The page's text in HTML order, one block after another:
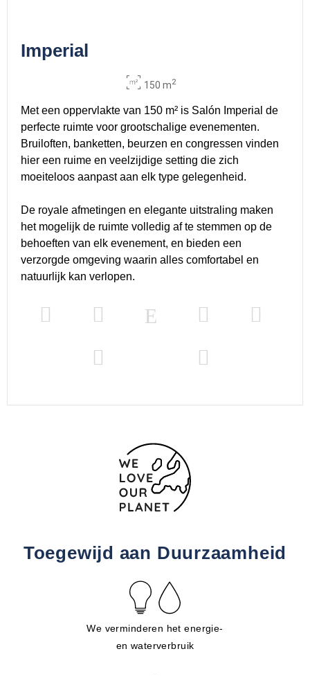
Imperial
150 m2
Met een oppervlakte van 150 m² is Salón Imperial de
perfecte ruimte voor grootschalige evenementen.
Bruiloften, banketten, beurzen en congressen vinden
hier een ruime en veelzijdige setting die zich
moeiteloos aanpast aan elk type gelegenheid.
De royale afmetingen en elegante uitstraling maken
het mogelijk de ruimte volledig af te stemmen op de
behoeften van elk evenement, en bieden een
verzorgde omgeving waarin alles comfortabel en
natuurlijk kan verlopen.
Toegewijd aan Duurzaamheid
We verminderen het energie-
en waterverbruik